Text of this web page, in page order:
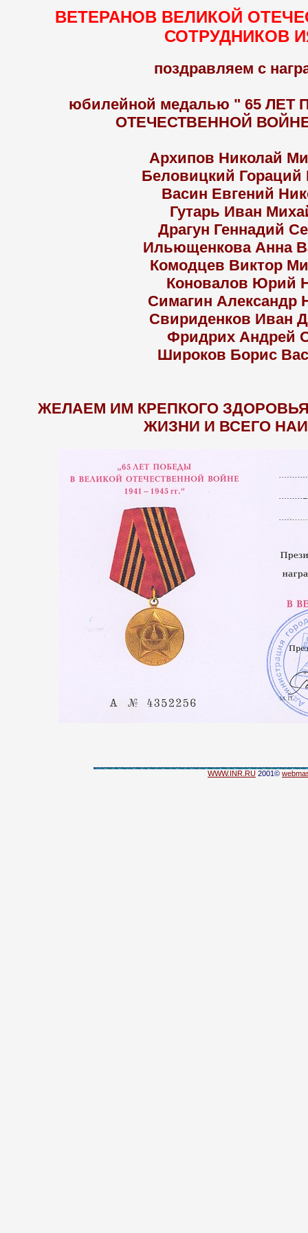
ВЕТЕРАНОВ ВЕЛИКОЙ
СОТРУДНИКОВ
поздравляем с
юбилейной медалью " 65
ОТЕЧЕСТВЕННОЙ ВОЙНЕ
Архипов Николай
Беловицкий Гораций
Васин Евгений
Гутарь Иван
Драгун Геннадий
Ильющенкова Анна
Комодцев Виктор
Коновалов Юрий
Симагин Александр
Свириденков Иван
Фридрих Андрей
Широков Борис
ЖЕЛАЕМ ИМ КРЕПКОГО
ЖИЗНИ И ВСЕГО
WWW.INR.RU 2001©